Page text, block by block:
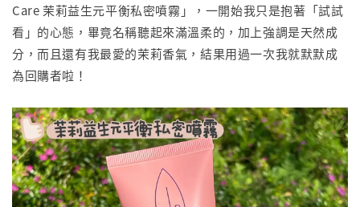
Care 茉莉益生元平衡私密噴霧」，一開始我只是抱著「試試
看」的心態，畢竟名稱聽起來滿溫柔的，加上強調是天然成
分，而且還有我最愛的茉莉香氣，結果用過一次我就默默成
為回購者啦！